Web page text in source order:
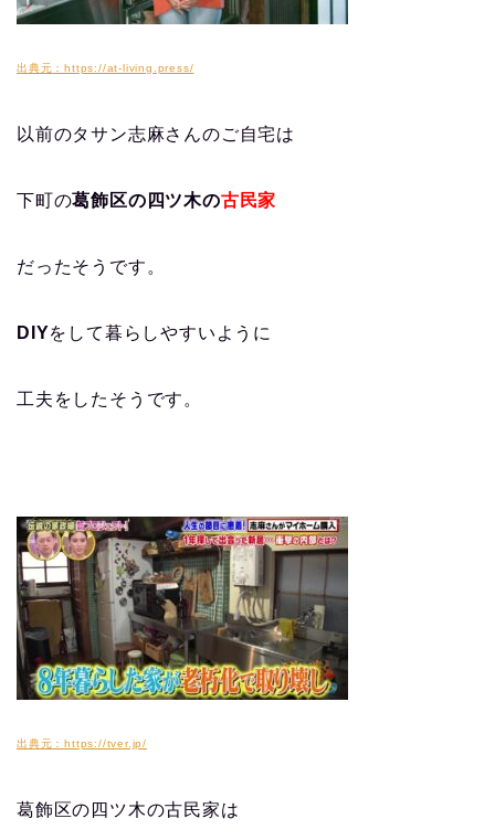
出典元：https://at-living.press/
以前のタサン志麻さんのご自宅は
下町の葛飾区の四ツ木の古民家
だったそうです。
DIYをして暮らしやすいように
工夫をしたそうです。
出典元：https://tver.jp/
葛飾区の四ツ木の古民家は